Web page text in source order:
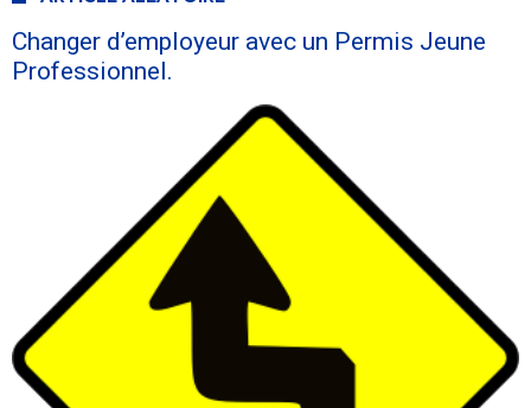
Changer d’employeur avec un Permis Jeune
Professionnel.